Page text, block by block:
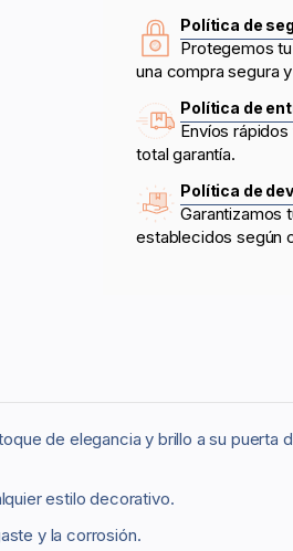
Política de
Protegemos
una compra segura
Política de
Envíos
total garantía.
Política de
Garantizamos
establecidos según
de elegancia y brillo a su puerta
estilo decorativo.
y la corrosión.